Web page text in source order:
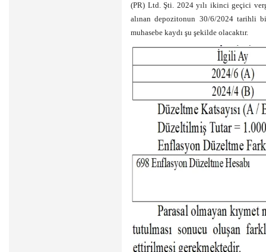
(PR) Ltd. Şti. 2024 yılı ikinci geçici
alınan depozitonun 30/6/2024 tarihli
muhasebe kaydı şu şekilde olacaktır.